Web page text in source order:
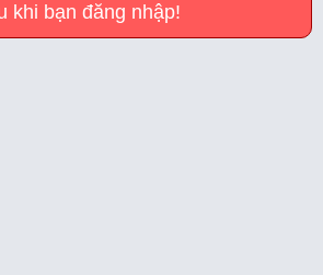
khi bạn đăng nhập!